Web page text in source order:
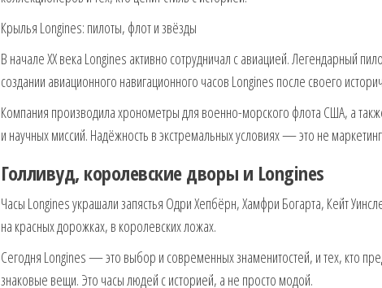
Крылья Longines: пилоты, флот и звёзды
В начале XX века Longines активно сотрудничал с авиацией. Легендарный
создании авиационного навигационного часов Longines после своего
Компания производила хронометры для военно-морского флота США, а
и научных миссий. Надёжность в экстремальных условиях — это не
Голливуд, королевские дворы и Longines
Часы Longines украшали запястья Одри Хепбёрн, Хамфри Богарта, Кейт
на красных дорожках, в королевских ложах.
Сегодня Longines — это выбор и современных знаменитостей, и тех, кто
знаковые вещи. Это часы людей с историей, а не просто модой.